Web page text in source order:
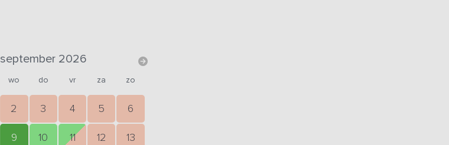
september 2026
wo do vr za zo
2 3 4 5 6
9 10 11 12 13